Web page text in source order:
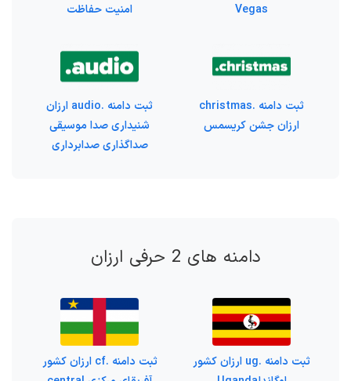
Vegas
امنیت حفاظت
ثبت دامنه .christmas
ارزان جشن کریسمس
ثبت دامنه .audio ارزان
شنیداری صدا موسیقی
صداگذاری صدابرداری
دامنه های 2 حرفی ارزان
ثبت دامنه .ug ارزان کشور
ثبت دامنه .cf ارزان کشور